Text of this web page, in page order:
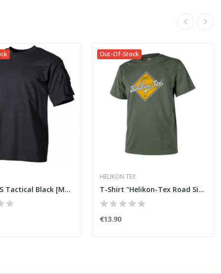
T-Shirt US Tactical Black [MFH]
Out-Of-Stock
HELIKON TEX
T-Shirt "Helikon-Tex Road Sign" Olive...
€13.90